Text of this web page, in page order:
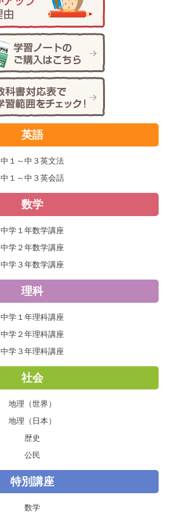
英語
中１～中３英文法
中１～中３英会話
数学
中学１年数学講座
中学２年数学講座
中学３年数学講座
理科
中学１年理科講座
中学２年理科講座
中学３年理科講座
社会
地理（世界）
地理（日本）
歴史
公民
特別講座
数学